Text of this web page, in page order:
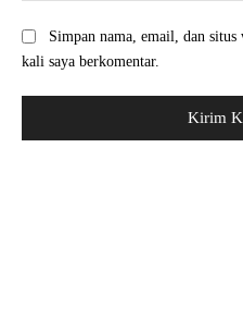
Simpan nama, email, dan
kali saya berkomentar.